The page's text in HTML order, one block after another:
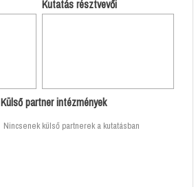
Kutatás résztvevői
Külső partner intézmények
Nincsenek külső partnerek a kutatásban